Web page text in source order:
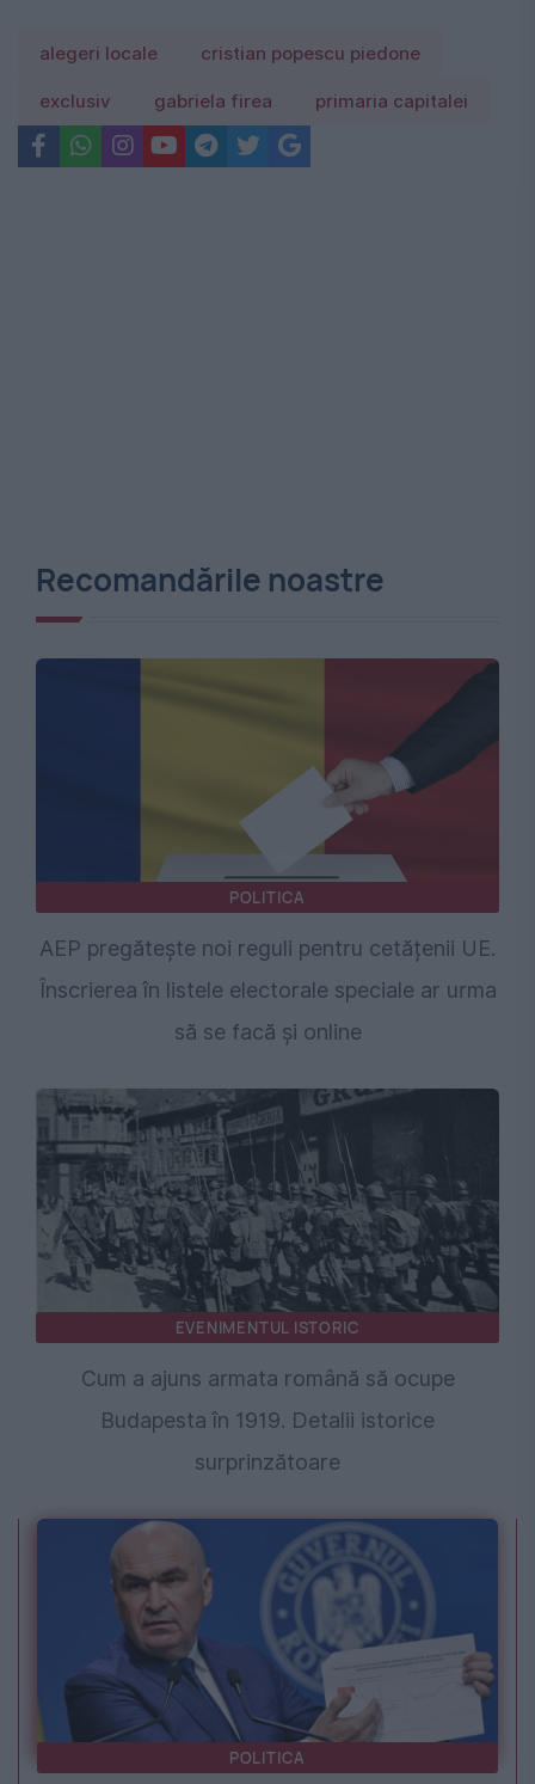
alegeri locale cristian popescu piedone
exclusiv gabriela firea primaria capitalei
Recomandările noastre
POLITICA
AEP pregătește noi reguli pentru cetățenii UE.
Înscrierea în listele electorale speciale ar urma
să se facă și online
EVENIMENTUL ISTORIC
Cum a ajuns armata română să ocupe
Budapesta în 1919. Detalii istorice
surprinzătoare
POLITICA